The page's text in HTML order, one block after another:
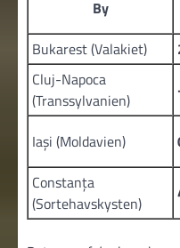
By
Bukarest (Valakiet)
Cluj-Napoca
(Transsylvanien)
Iași (Moldavien)
Constanța
(Sortehavskysten)